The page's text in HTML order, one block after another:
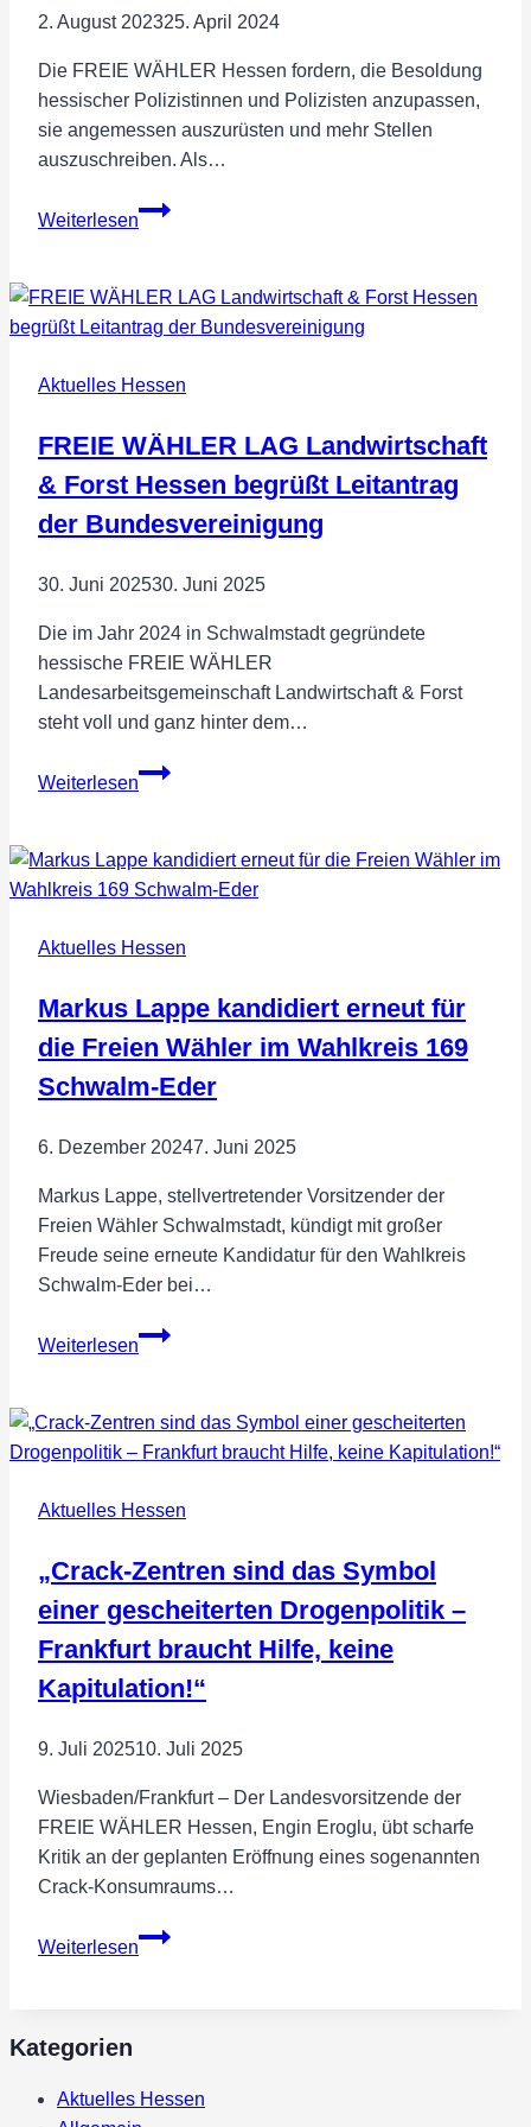
2. August 202325. April 2024
Die FREIE WÄHLER Hessen fordern, die Besoldung
hessischer Polizistinnen und Polizisten anzupassen,
sie angemessen auszurüsten und mehr Stellen
auszuschreiben. Als…
Weiterlesen
Polizisten
–
Rückkehr
Hessen
die
Tarifgemeinschaft
der
Länder!
Aktuelles Hessen
FREIE WÄHLER LAG Landwirtschaft
& Forst Hessen begrüßt Leitantrag
der Bundesvereinigung
30. Juni 202530. Juni 2025
Die im Jahr 2024 in Schwalmstadt gegründete
hessische FREIE WÄHLER
Landesarbeitsgemeinschaft Landwirtschaft & Forst
steht voll und ganz hinter dem…
Weiterlesen
FREIE
Landwirtschaft
&
Hessen
Leitantrag
Bundesvereinigung
Aktuelles Hessen
Markus Lappe kandidiert erneut für
die Freien Wähler im Wahlkreis 169
Schwalm-Eder
6. Dezember 20247. Juni 2025
Markus Lappe, stellvertretender Vorsitzender der
Freien Wähler Schwalmstadt, kündigt mit großer
Freude seine erneute Kandidatur für den Wahlkreis
Schwalm-Eder bei…
Weiterlesen
Markus
erneut
für
Freien
im
Wahlkreis
169
Schwalm-
Eder
Aktuelles Hessen
„Crack-Zentren sind das Symbol
einer gescheiterten Drogenpolitik –
Frankfurt braucht Hilfe, keine
Kapitulation!“
9. Juli 202510. Juli 2025
Wiesbaden/Frankfurt – Der Landesvorsitzende der
FREIE WÄHLER Hessen, Engin Eroglu, übt scharfe
Kritik an der geplanten Eröffnung eines sogenannten
Crack-Konsumraums…
Weiterlesen
„Crack-
gescheiterten
Kategorien
Aktuelles Hessen